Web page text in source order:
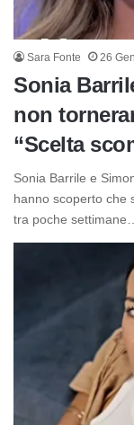
Sara Fonte 26
Sonia
non
“Scelta
Sonia Barrile e
hanno scoperto che
tra poche settimane…